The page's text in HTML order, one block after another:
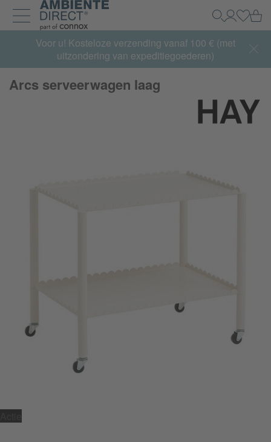
Home
Navigatie uit- en inklappen
Zoeken
Mijn
Summer Sale:met tot 65% korting >> nu bestellen
Voor u! Kosteloze verzending vanaf 100 € (met
uitzondering van expeditiegoederen)
Arcs serveerwagen laag